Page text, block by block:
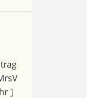
]